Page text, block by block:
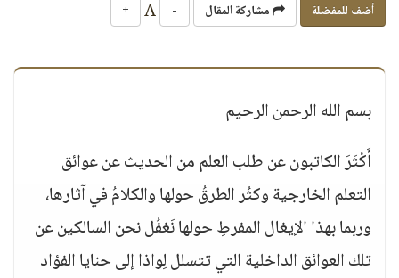
أضف للمفضلة مشاركة المقال -
+
بسم الله الرحمن الرحيم
أَكْثَرَ الكاتبون عن طلب العلم من الحديث عن عوائق
التعلم الخارجية وكثُر الطرقُ حولها والكلامُ في آثارها،
وربما بهذا الإيغال المفرطِ حولها نَغفُل نحن السالكين عن
تلك العوائق الداخلية التي تتسلل لِواذا إلى حنايا الفؤاد